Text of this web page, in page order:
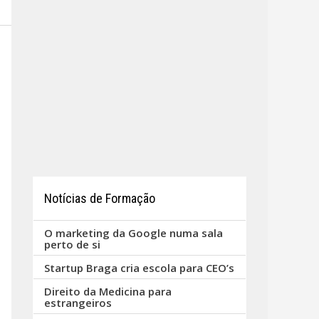
Notícias de Formação
O marketing da Google numa sala
perto de si
Startup Braga cria escola para CEO’s
Direito da Medicina para
estrangeiros